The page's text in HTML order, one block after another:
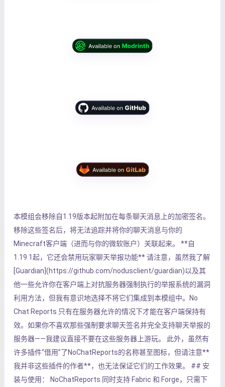
本模组会移除自1.19版本起附加在每条聊天消息上的加密签名。
移除这些签名后，将无法追踪并将你的聊天消息与你的
Minecraft客户端（进而与你的微软账户）关联起来。 **自
1.19.1起，它还会禁用玩家聊天举报功能** 请注意，虽然我了解
[Guardian](https://github.com/nodusclient/guardian)以及其
他一些允许你在客户端上对抗服务器强制执行的举报系统的漏洞
利用方法，但我有意识地选择不将它们集成到本模组中。No
Chat Reports 只有在服务器允许的情况下才能在客户端保持有
效。如果你不喜欢那些强制要求聊天签名并完全支持聊天举报的
服务器——我建议直接不要在这些服务器上游玩。 此外，虽然有
许多插件“借用”了NoChatReports的名称甚至图标，但请注意**
我并非这些插件的作者**，也无法保证它们的工作效果。 ## 安
装与使用： NoChatReports 同时支持 Fabric 和 Forge，只需下